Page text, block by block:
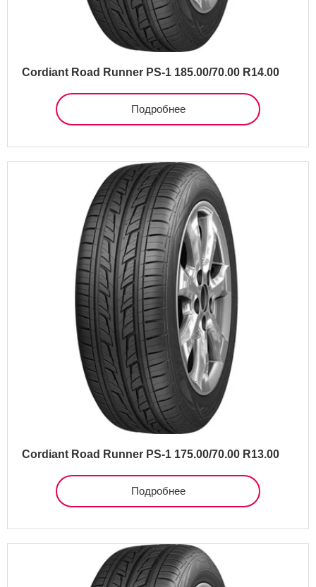
Cordiant Road Runner PS-1 185.00/70.00 R14.00
Подробнее
Cordiant Road Runner PS-1 175.00/70.00 R13.00
Подробнее